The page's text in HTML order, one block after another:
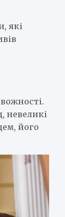
які
невеликі
його